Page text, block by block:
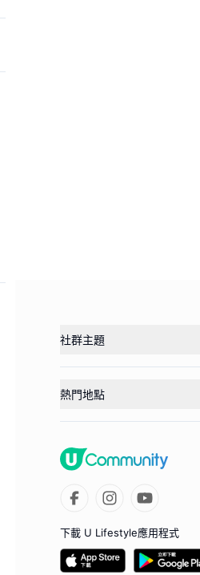
社群主題
熱門地點
下載 U Lifestyle應用程式